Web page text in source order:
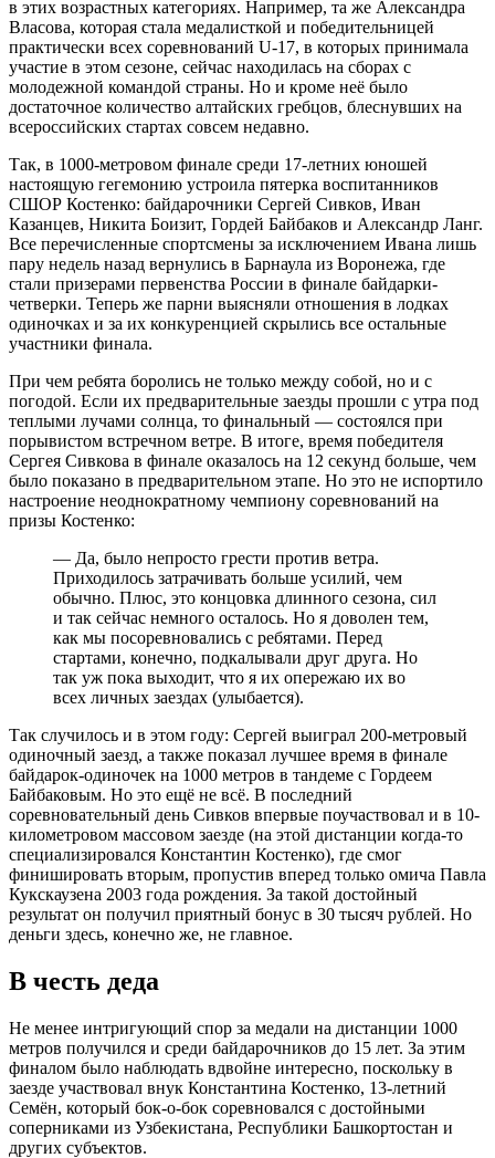
в этих возрастных категориях. Например, та же Александра
Власова, которая стала медалисткой и победительницей
практически всех соревнований U-17, в которых принимала
участие в этом сезоне, сейчас находилась на сборах с
молодежной командой страны. Но и кроме неё было
достаточное количество алтайских гребцов, блеснувших на
всероссийских стартах совсем недавно.
Так, в 1000-метровом финале среди 17-летних юношей
настоящую гегемонию устроила пятерка воспитанников
СШОР Костенко: байдарочники Сергей Сивков, Иван
Казанцев, Никита Боизит, Гордей Байбаков и Александр Ланг.
Все перечисленные спортсмены за исключением Ивана лишь
пару недель назад вернулись в Барнаула из Воронежа, где
стали призерами первенства России в финале байдарки-
четверки. Теперь же парни выясняли отношения в лодках
одиночках и за их конкуренцией скрылись все остальные
участники финала.
При чем ребята боролись не только между собой, но и с
погодой. Если их предварительные заезды прошли с утра под
теплыми лучами солнца, то финальный — состоялся при
порывистом встречном ветре. В итоге, время победителя
Сергея Сивкова в финале оказалось на 12 секунд больше, чем
было показано в предварительном этапе. Но это не испортило
настроение неоднократному чемпиону соревнований на
призы Костенко:
— Да, было непросто грести против ветра.
Приходилось затрачивать больше усилий, чем
обычно. Плюс, это концовка длинного сезона, сил
и так сейчас немного осталось. Но я доволен тем,
как мы посоревновались с ребятами. Перед
стартами, конечно, подкалывали друг друга. Но
так уж пока выходит, что я их опережаю их во
всех личных заездах (улыбается).
Так случилось и в этом году: Сергей выиграл 200-метровый
одиночный заезд, а также показал лучшее время в финале
байдарок-одиночек на 1000 метров в тандеме с Гордеем
Байбаковым. Но это ещё не всё. В последний
соревновательный день Сивков впервые поучаствовал и в 10-
километровом массовом заезде (на этой дистанции когда-то
специализировался Константин Костенко), где смог
финишировать вторым, пропустив вперед только омича Павла
Кукскаузена 2003 года рождения. За такой достойный
результат он получил приятный бонус в 30 тысяч рублей. Но
деньги здесь, конечно же, не главное.
В честь деда
Не менее интригующий спор за медали на дистанции 1000
метров получился и среди байдарочников до 15 лет. За этим
финалом было наблюдать вдвойне интересно, поскольку в
заезде участвовал внук Константина Костенко, 13-летний
Семён, который бок-о-бок соревновался с достойными
соперниками из Узбекистана, Республики Башкортостан и
других субъектов.